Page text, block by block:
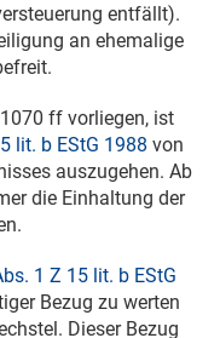
entfällt).
an ehemalige
ff vorliegen, ist
lit. b EStG 1988 von
auszugehen. Ab
die Einhaltung der
1 Z 15 lit. b EStG
Bezug zu werten
Dieser Bezug